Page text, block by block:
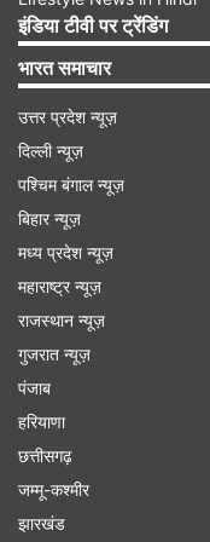
पुलिस ने दो लोगों के
जिनकी पहचान
में हुई है। पुलिस ने
इंडिया टीवी पर ट्रेंडिंग
भारत समाचार
उत्तर प्रदेश न्यूज़
दिल्ली न्यूज़
पश्चिम बंगाल न्यूज़
बिहार न्यूज़
मध्य प्रदेश न्यूज़
महाराष्ट्र न्यूज़
राजस्थान न्यूज़
गुजरात न्यूज़
पंजाब
हरियाणा
छत्तीसगढ़
जम्मू-कश्मीर
झारखंड